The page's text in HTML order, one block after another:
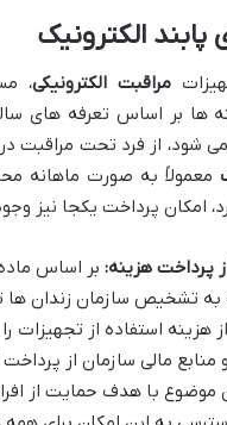
الکترونیک
مراقبت الکترونیکی،
ها بر اساس تعرفه های
می شود، از فرد تحت مراقبت
معمولاً به صورت ماهانه
امکان پرداخت یکجا نیز
پرداخت هزینه:
به تشخیص سازمان زندان ها
هزینه استفاده از تجهیزات
و منابع مالی سازمان از
موضوع با هدف حمایت از